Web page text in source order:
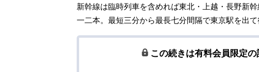
新幹線は臨時列車を含めれば東北・上越・長野新
一二本。最短三分から最長七分間隔で東京駅を出て
この続きは有料会員限定の